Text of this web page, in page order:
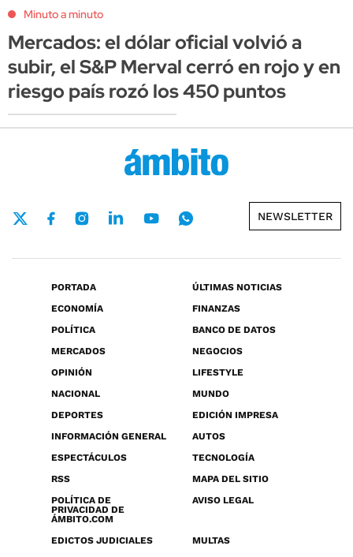
Minuto a minuto
Mercados: el dólar oficial volvió a
subir, el S&P Merval cerró en rojo y en
riesgo país rozó los 450 puntos
NEWSLETTER
PORTADA
ÚLTIMAS NOTICIAS
ECONOMÍA
FINANZAS
POLÍTICA
BANCO DE DATOS
MERCADOS
NEGOCIOS
OPINIÓN
LIFESTYLE
NACIONAL
MUNDO
DEPORTES
EDICIÓN IMPRESA
INFORMACIÓN GENERAL
AUTOS
ESPECTÁCULOS
TECNOLOGÍA
RSS
MAPA DEL SITIO
POLÍTICA DE
PRIVACIDAD DE
ÁMBITO.COM
AVISO LEGAL
EDICTOS JUDICIALES
MULTAS